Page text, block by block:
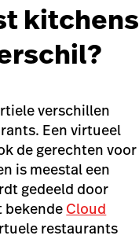
kitchens
verschillen
Een virtueel
de gerechten voor
is meestal een
gedeeld door
bekende Cloud
restaurants